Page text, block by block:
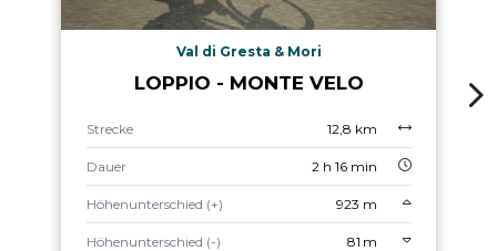
Val di Gresta & Mori
LOPPIO - MONTE VELO
Strecke 12,8 km
Dauer 2 h 16 min
Höhenunterschied (+) 923 m
Höhenunterschied (-) 81 m